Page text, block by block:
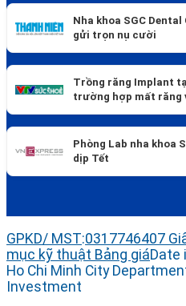
Nha khoa SGC
gửi trọn nụ cười
Trồng răng Implant
trường hợp mất răng
Phòng Lab nha khoa
dịp Tết
GPKD/ MST:0317746407
mục kỹ thuật Bảng giáDate
Ho Chi Minh City
Investment